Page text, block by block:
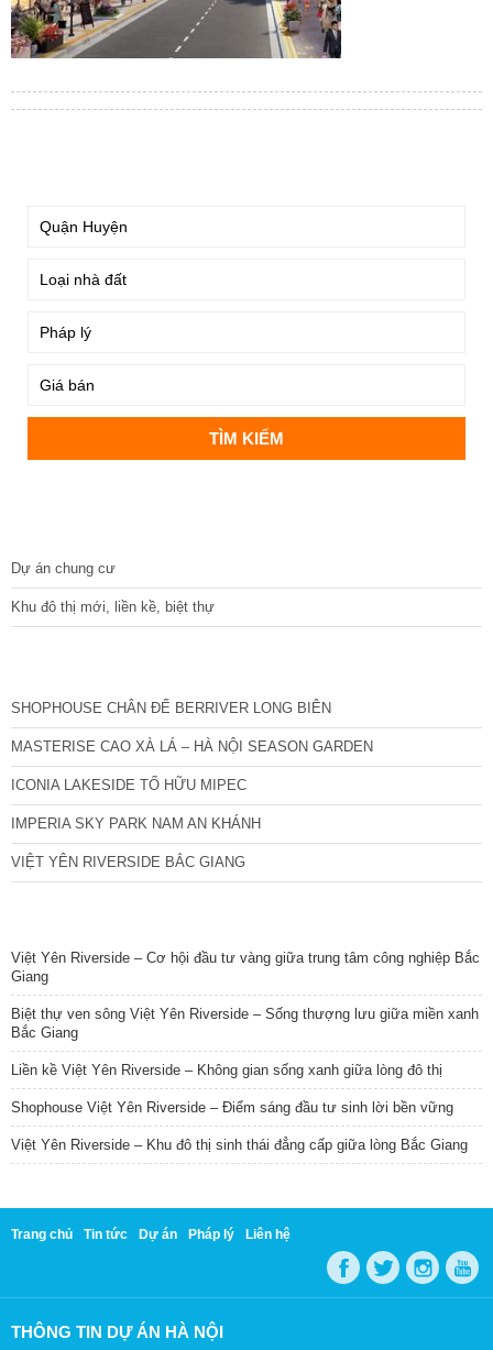
Dự án chung cư
Khu đô thị mới, liền kề, biệt thự
SHOPHOUSE CHÂN ĐẾ BERRIVER LONG BIÊN
MASTERISE CAO XÀ LÁ – HÀ NỘI SEASON GARDEN
ICONIA LAKESIDE TỐ HỮU MIPEC
IMPERIA SKY PARK NAM AN KHÁNH
VIỆT YÊN RIVERSIDE BẮC GIANG
Việt Yên Riverside – Cơ hội đầu tư vàng giữa trung tâm công nghiệp Bắc
Giang
Biệt thự ven sông Việt Yên Riverside – Sống thượng lưu giữa miền xanh
Bắc Giang
Liền kề Việt Yên Riverside – Không gian sống xanh giữa lòng đô thị
Shophouse Việt Yên Riverside – Điểm sáng đầu tư sinh lời bền vững
Việt Yên Riverside – Khu đô thị sinh thái đẳng cấp giữa lòng Bắc Giang
Trang chủ Tin tức Dự án Pháp lý Liên hệ
THÔNG TIN DỰ ÁN HÀ NỘI